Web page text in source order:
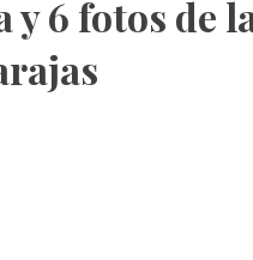
y 6 fotos de